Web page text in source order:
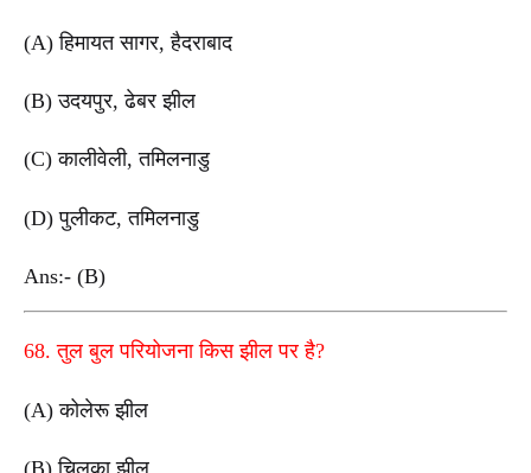
(A) हिमायत सागर, हैदराबाद
(B) उदयपुर, ढेबर झील
(C) कालीवेली, तमिलनाडु
(D) पुलीकट, तमिलनाडु
Ans:- (B)
68. तुल बुल परियोजना किस झील पर है?
(A) कोलेरू झील
(B) चिलका झील